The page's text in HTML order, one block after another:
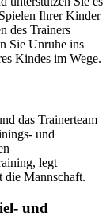
Ihrer Kinder
des Trainers
Sie Unruhe ins
Kindes im Wege.
das Trainerteam
und
legt
Mannschaft.
und